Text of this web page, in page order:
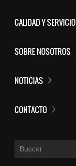
CALIDAD Y SERVICIO
SOBRE NOSOTROS
NOTICIAS
CONTACTO